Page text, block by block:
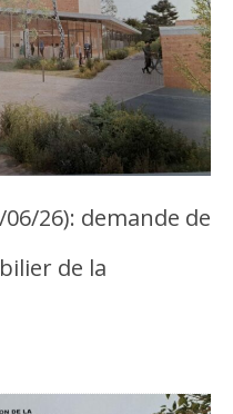
26): demande de
de la